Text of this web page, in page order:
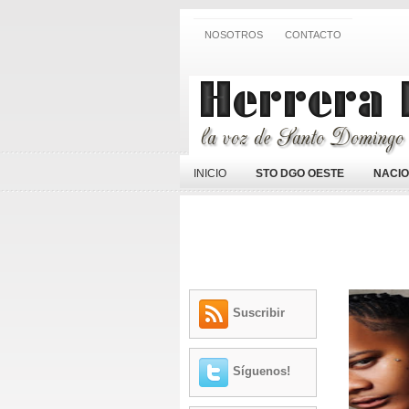
NOSOTROS CONTACTO
INICIO STO DGO OESTE
Suscribir
Síguenos!